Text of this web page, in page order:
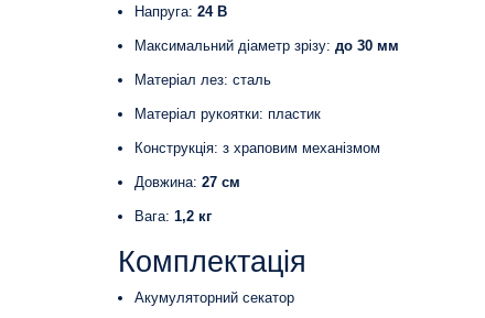
Напруга: 24 В
Максимальний діаметр зрізу: до 30 мм
Матеріал лез: сталь
Матеріал рукоятки: пластик
Конструкція: з храповим механізмом
Довжина: 27 см
Вага: 1,2 кг
Комплектація
Акумуляторний секатор